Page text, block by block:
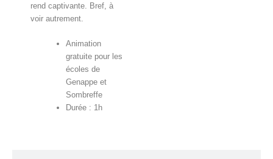
rend captivante. Bref, à
voir autrement.
Animation
gratuite pour les
écoles de
Genappe et
Sombreffe
Durée : 1h